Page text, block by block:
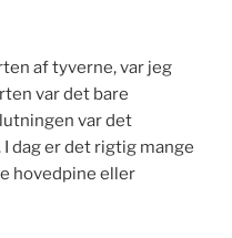
af tyverne, var jeg
var det bare
var det
er det rigtig mange
hovedpine eller